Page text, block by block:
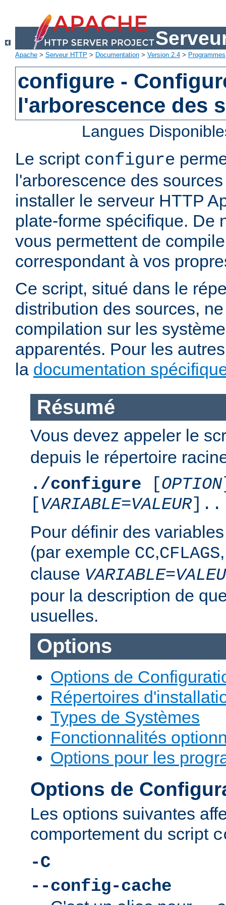
Apache > Serveur HTTP > Documentation > Version 2.4 > Programmes
configure -
l'arborescence des
Langues
Le script configure
l'arborescence des
installer le serveur HTTP
plate-forme spécifique. De
vous permettent de
correspondant à vos
Ce script, situé dans le
distribution des sources,
compilation sur les
apparentés. Pour les
la documentation
Résumé
Vous devez appeler le
depuis le répertoire
./configure [OPTION
[VARIABLE=VALEUR
Pour définir des
(par exemple CC,CFLAGS
clause VARIABLE=
pour la description de
usuelles.
Options
Options de
Répertoires
Types de Systèmes
Fonctionnalités
Options pour les
Options de
Les options suivantes
comportement du script
-C
--config-cache